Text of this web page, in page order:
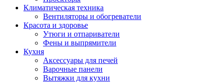
Климатическая техника
Вентиляторы и обогреватели
Красота и здоровье
Утюги и отпариватели
Фены и выпрямители
Кухня
Аксессуары для печей
Варочные панели
Вытяжки для кухни